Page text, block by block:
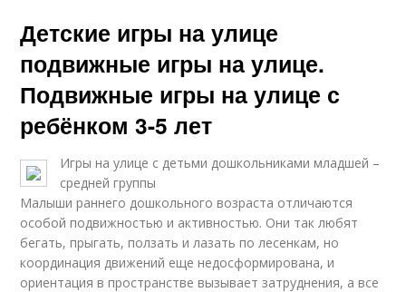
Детские игры на улице
подвижные игры на улице.
Подвижные игры на улице с
ребёнком 3-5 лет
Игры на улице с детьми дошкольниками младшей –
средней группы
Малыши раннего дошкольного возраста отличаются
особой подвижностью и активностью. Они так любят
бегать, прыгать, ползать и лазать по лесенкам, но
координация движений еще недосформирована, и
ориентация в пространстве вызывает затруднения, а все